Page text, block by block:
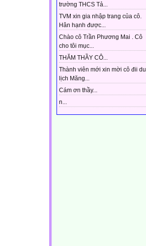
trường THCS Tả...
TVM xin gia nhập trang của cô.
Hân hạnh được...
Chào cô Trần Phương Mai . Cô
cho tôi mục...
THĂM THẦY CÔ...
Thành viên mới xin mời cô đii du
lịch Măng...
Cám ơn thầy...
n...